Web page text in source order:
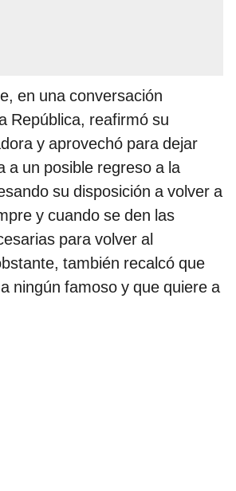
en una conversación
República, reafirmó su
y aprovechó para dejar
a un posible regreso a la
su disposición a volver a
y cuando se den las
para volver al
también recalcó que
ningún famoso y que quiere a